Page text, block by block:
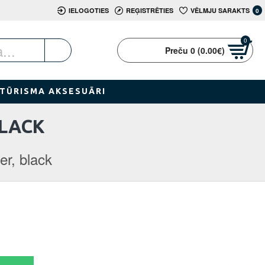
IELOGOTIES REĢISTRĒTIES VĒLMJU SARAKTS 0
Preču 0 (0.00€)
0
AKSESUĀRI
black